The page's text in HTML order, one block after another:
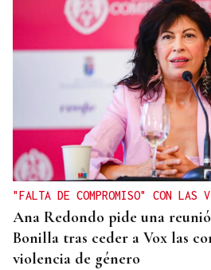
"FALTA DE COMPROMISO" CON LAS
Ana Redondo pide una
Bonilla tras ceder a Vox las
violencia de género